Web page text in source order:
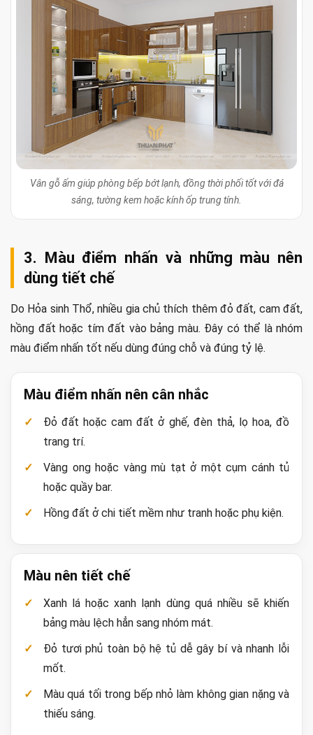
Vân gỗ ấm giúp phòng bếp bớt lạnh, đồng thời phối tốt với đá
sáng, tường kem hoặc kính ốp trung tính.
3. Màu điểm nhấn và những màu nên
dùng tiết chế
Do Hỏa sinh Thổ, nhiều gia chủ thích thêm đỏ đất, cam đất,
hồng đất hoặc tím đất vào bảng màu. Đây có thể là nhóm
màu điểm nhấn tốt nếu dùng đúng chỗ và đúng tỷ lệ.
Màu điểm nhấn nên cân nhắc
Đỏ đất hoặc cam đất ở ghế, đèn thả, lọ hoa, đồ
trang trí.
Vàng ong hoặc vàng mù tạt ở một cụm cánh tủ
hoặc quầy bar.
Hồng đất ở chi tiết mềm như tranh hoặc phụ kiện.
Màu nên tiết chế
Xanh lá hoặc xanh lạnh dùng quá nhiều sẽ khiến
bảng màu lệch hẳn sang nhóm mát.
Đỏ tươi phủ toàn bộ hệ tủ dễ gây bí và nhanh lỗi
mốt.
Màu quá tối trong bếp nhỏ làm không gian nặng và
thiếu sáng.